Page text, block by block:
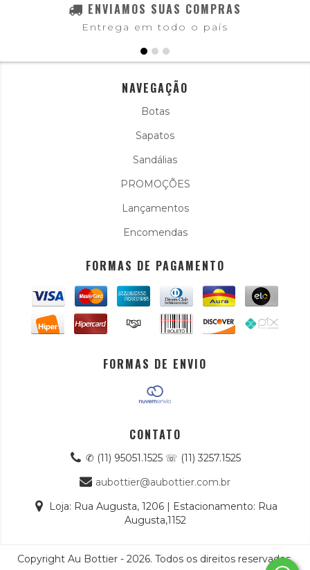
ENVIAMOS SUAS COMPRAS
Entrega em todo o país
NAVEGAÇÃO
Botas
Sapatos
Sandálias
PROMOÇÕES
Lançamentos
Encomendas
FORMAS DE PAGAMENTO
FORMAS DE ENVIO
CONTATO
✆ (11) 95051.1525 ☏ (11) 3257.1525
aubottier@aubottier.com.br
Loja: Rua Augusta, 1206 | Estacionamento: Rua
Augusta,1152
Copyright Au Bottier - 2026. Todos os direitos reservados.